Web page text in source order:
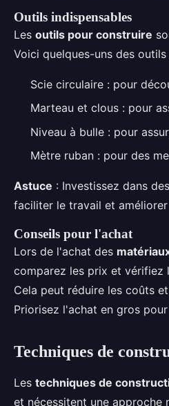
Outils indispensables
Les outils pour construire
Voici quelques-uns des outils
Scie circulaire : pour
Marteau et clous : pour
Niveau à bulle : pour
Mètre ruban : pour des
Astuce : Investissez dans
faciliter le travail et
Conseils pour l'achat
Lors de l'achat des
comparez les prix et vérifiez
Cela peut réduire les coûts
Priorisez l'achat en gros
Techniques de
Les techniques de
et nécessitent une approche